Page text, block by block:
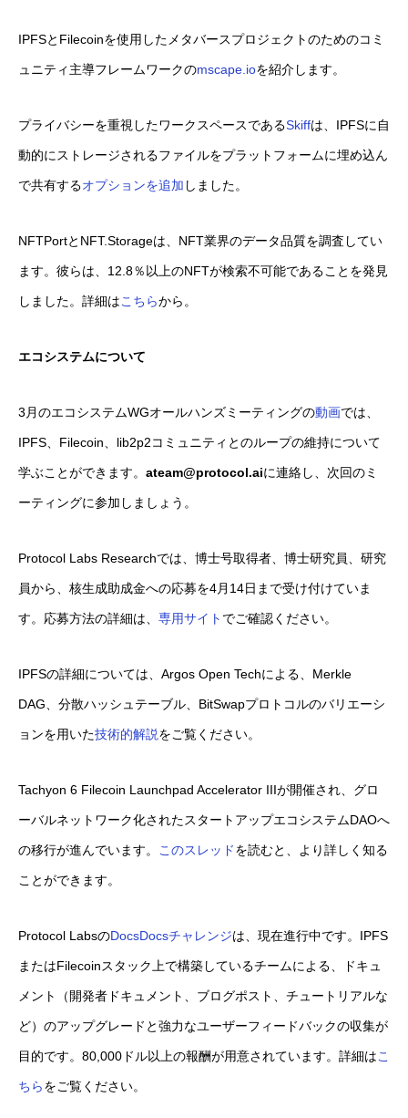
IPFSとFilecoinを使用したメタバースプロジェクトのためのコミ
ュニティ主導フレームワークのmscape.ioを紹介します。
プライバシーを重視したワークスペースであるSkiffは、IPFSに自
動的にストレージされるファイルをプラットフォームに埋め込ん
で共有するオプションを追加 しました。
NFTPortとNFT.Storageは、NFT業界のデータ品質を調査してい
ます。彼らは、12.8％以上のNFTが検索不可能であることを発見
しました。詳細はこちらから。
エコシステムについて
3月のエコシステムWGオールハンズミーティングの動画では、
IPFS、Filecoin、lib2p2コミュニティとのループの維持について
学ぶことができます。 ateam@protocol.aiに連絡し、次回のミ
ーティングに参加しましょう。
Protocol Labs Researchでは、博士号取得者、博士研究員、研究
員から、核生成助成金への応募を4月14日まで受け付けていま
す。応募方法の詳細は、 専用サイト でご確認ください。
IPFSの詳細については、Argos Open Techによる、Merkle
DAG、分散ハッシュテーブル、BitSwapプロトコルのバリエーシ
ョンを用いた技術的解説をご覧ください。
Tachyon 6 Filecoin Launchpad Accelerator IIIが開催され、グロ
ーバルネットワーク化されたスタートアップエコシステムDAOへ
の移行が進んでいます。 このスレッドを読むと、より詳しく知る
ことができます。
Protocol LabsのDocsDocsチャレンジは、現在進行中です。IPFS
またはFilecoinスタック上で構築しているチームによる、ドキュ
メント（開発者ドキュメント、ブログポスト、チュートリアルな
ど）のアップグレードと強力なユーザーフィードバックの収集が
目的です。80,000ドル以上の報酬が用意されています。詳細はこ
ちらをご覧ください。